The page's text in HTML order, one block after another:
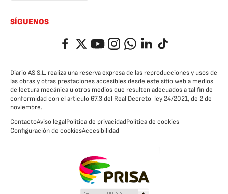
SÍGUENOS
FacebookTwitterYouTubeInstagramWhatsappLinkedIn
TikTok
Diario AS S.L. realiza una reserva expresa de las reproducciones y usos de
las obras y otras prestaciones accesibles desde este sitio web a medios
de lectura mecánica u otros medios que resulten adecuados a tal fin de
conformidad con el artículo 67.3 del Real Decreto-ley 24/2021, de 2 de
noviembre.
ContactoAviso legalPolítica de privacidadPolítica de cookies
Configuración de cookiesAccesibilidad